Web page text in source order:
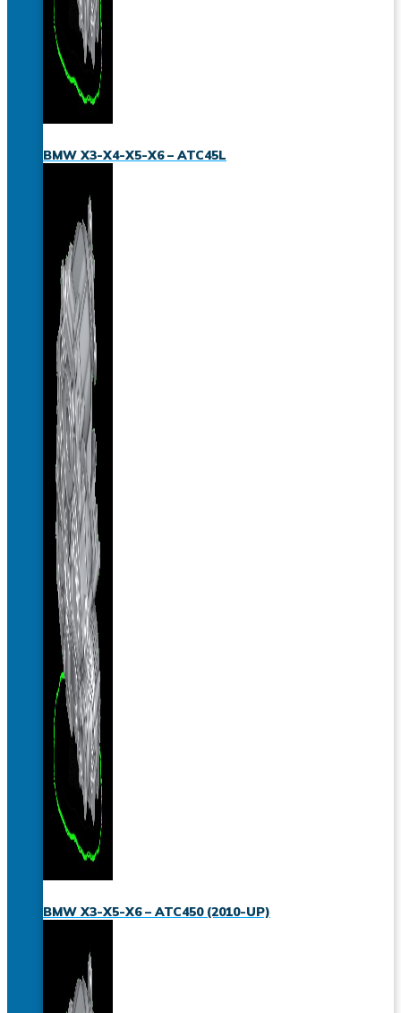
BMW X3-X4-X5-X6 – ATC45L
BMW X3-X5-X6 – ATC450 (2010-UP)